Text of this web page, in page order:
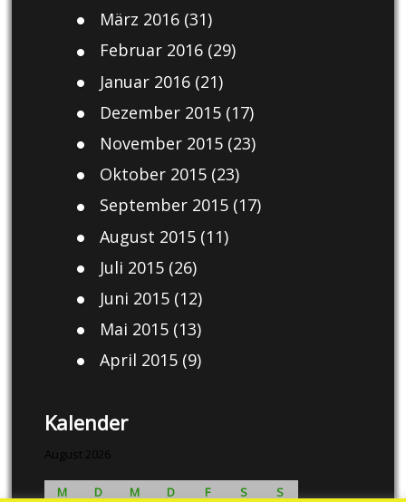
März 2016(31)
Februar 2016(29)
Januar 2016(21)
Dezember 2015(17)
November 2015(23)
Oktober 2015(23)
September 2015(17)
August 2015(11)
Juli 2015(26)
Juni 2015(12)
Mai 2015(13)
April 2015(9)
Kalender
August 2026
M D M D F S S